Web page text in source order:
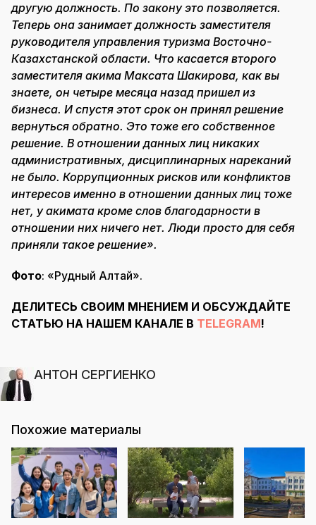
другую должность. По закону это позволяется.
Теперь она занимает должность заместителя
руководителя управления туризма Восточно-
Казахстанской области. Что касается второго
заместителя акима Максата Шакирова, как вы
знаете, он четыре месяца назад пришел из
бизнеса. И спустя этот срок он принял решение
вернуться обратно. Это тоже его собственное
решение. В отношении данных лиц никаких
административных, дисциплинарных нареканий
не было. Коррупционных рисков или конфликтов
интересов именно в отношении данных лиц тоже
нет, у акимата кроме слов благодарности в
отношении них ничего нет. Люди просто для себя
приняли такое решение».
Фото: «Рудный Алтай».
ДЕЛИТЕСЬ СВОИМ МНЕНИЕМ И ОБСУЖДАЙТЕ
СТАТЬЮ НА НАШЕМ КАНАЛЕ В TELEGRAM!
АНТОН СЕРГИЕНКО
Похожие материалы